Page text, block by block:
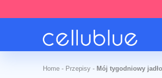
Home - Przepisy - Mój tygodniowy